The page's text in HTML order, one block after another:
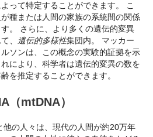
って特定することができます。 こ
種または人間の家族の系統間の関係
。 さらに、より多くの遺伝的変異
、 遺伝的多様性集団内。 マッカー
ソンは、この概念の実験的証拠を示
により、科学者は遺伝的変異の数を
を推定することができます。
（mtDNA）
の人々は、現代の人間が約20万年